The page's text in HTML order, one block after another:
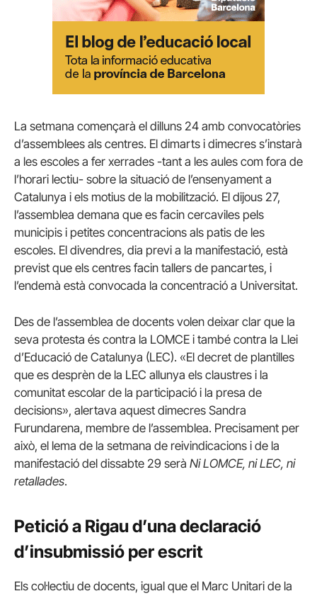
La setmana començarà el dilluns 24 amb convocatòries
d’assemblees als centres. El dimarts i dimecres s’instarà
a les escoles a fer xerrades -tant a les aules com fora de
l’horari lectiu- sobre la situació de l’ensenyament a
Catalunya i els motius de la mobilització. El dijous 27,
l’assemblea demana que es facin cercaviles pels
municipis i petites concentracions als patis de les
escoles. El divendres, dia previ a la manifestació, està
previst que els centres facin tallers de pancartes, i
l’endemà està convocada la concentració a Universitat.
Des de l’assemblea de docents volen deixar clar que la
seva protesta és contra la LOMCE i també contra la Llei
d’Educació de Catalunya (LEC). «El decret de plantilles
que es desprèn de la LEC allunya els claustres i la
comunitat escolar de la participació i la presa de
decisions», alertava aquest dimecres Sandra
Furundarena, membre de l’assemblea. Precisament per
això, el lema de la setmana de reivindicacions i de la
manifestació del dissabte 29 serà Ni LOMCE, ni LEC, ni
retallades.
Petició a Rigau d’una declaració
d’insubmissió per escrit
Els col·lectiu de docents, igual que el Marc Unitari de la